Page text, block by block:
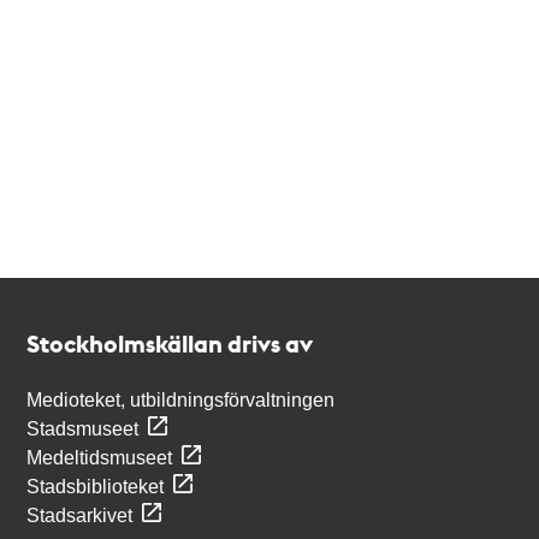
Stockholmskällan drivs av
Medioteket, utbildningsförvaltningen
Stadsmuseet
Medeltidsmuseet
Stadsbiblioteket
Stadsarkivet